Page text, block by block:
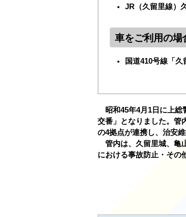
JR（久留里線）
車をご利用の場
国道410号線「
昭和45年4月1日に上
交番」となりました。管
の4拠点が連携し、治安
管内は、久留里城、亀
における事故防止・その